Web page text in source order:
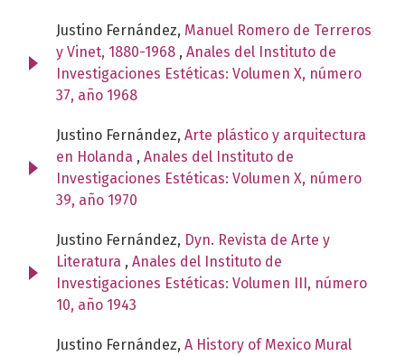
Justino Fernández, Manuel Romero de Terreros
y Vinet, 1880-1968 , Anales del Instituto de
Investigaciones Estéticas: Volumen X, número
37, año 1968
Justino Fernández, Arte plástico y arquitectura
en Holanda , Anales del Instituto de
Investigaciones Estéticas: Volumen X, número
39, año 1970
Justino Fernández, Dyn. Revista de Arte y
Literatura , Anales del Instituto de
Investigaciones Estéticas: Volumen III, número
10, año 1943
Justino Fernández, A History of Mexico Mural